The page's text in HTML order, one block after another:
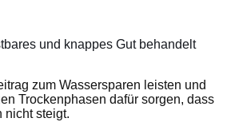
und knappes Gut behandelt
zum Wassersparen leisten und
Trockenphasen dafür sorgen, dass
nicht steigt.